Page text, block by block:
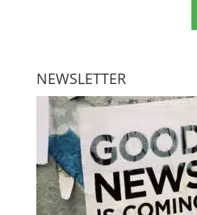
NEWSLETTER